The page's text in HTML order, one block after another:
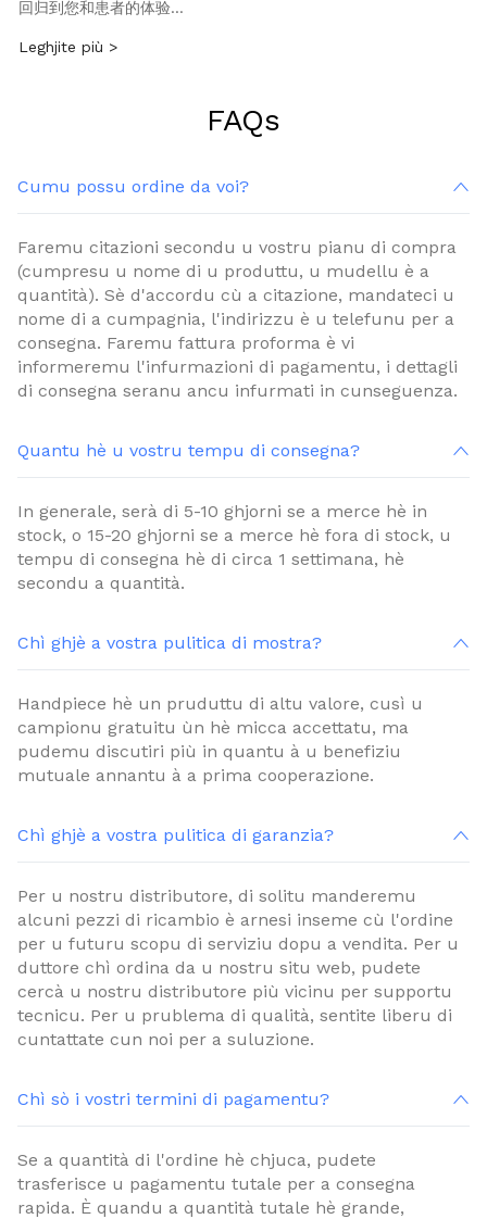
回归到您和患者的体验…
Leghjite più >
FAQs
Cumu possu ordine da voi?
Faremu citazioni secondu u vostru pianu di compra
(cumpresu u nome di u produttu, u mudellu è a
quantità). Sè d'accordu cù a citazione, mandateci u
nome di a cumpagnia, l'indirizzu è u telefunu per a
consegna. Faremu fattura proforma è vi
informeremu l'infurmazioni di pagamentu, i dettagli
di consegna seranu ancu infurmati in cunseguenza.
Quantu hè u vostru tempu di consegna?
In generale, serà di 5-10 ghjorni se a merce hè in
stock, o 15-20 ghjorni se a merce hè fora di stock, u
tempu di consegna hè di circa 1 settimana, hè
secondu a quantità.
Chì ghjè a vostra pulitica di mostra?
Handpiece hè un pruduttu di altu valore, cusì u
campionu gratuitu ùn hè micca accettatu, ma
pudemu discutiri più in quantu à u benefiziu
mutuale annantu à a prima cooperazione.
Chì ghjè a vostra pulitica di garanzia?
Per u nostru distributore, di solitu manderemu
alcuni pezzi di ricambio è arnesi inseme cù l'ordine
per u futuru scopu di serviziu dopu a vendita. Per u
duttore chì ordina da u nostru situ web, pudete
cercà u nostru distributore più vicinu per supportu
tecnicu. Per u prublema di qualità, sentite liberu di
cuntattate cun noi per a suluzione.
Chì sò i vostri termini di pagamentu?
Se a quantità di l'ordine hè chjuca, pudete
trasferisce u pagamentu tutale per a consegna
rapida. È quandu a quantità tutale hè grande,